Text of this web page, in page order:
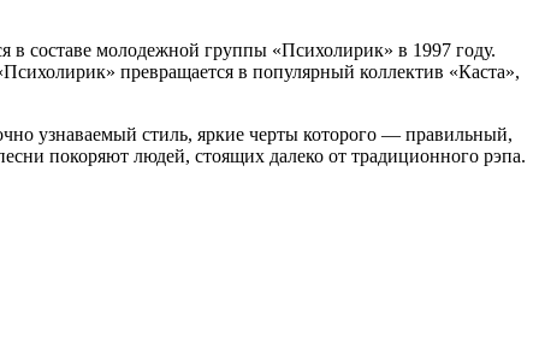
составе молодежной группы «Психолирик» в 1997 году.
превращается в популярный коллектив «Каста»,
узнаваемый стиль, яркие черты которого — правильный,
покоряют людей, стоящих далеко от традиционного рэпа.